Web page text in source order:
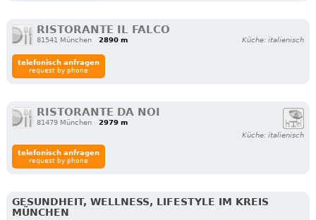
RISTORANTE IL FALCO
81541 München 2890 m Küche: italienisch
telefonisch anfragen
request by phone
RISTORANTE DA NOI
81479 München
2979 m
Küche: italienisch
telefonisch anfragen
request by phone
GESUNDHEIT, WELLNESS, LIFESTYLE IM KREIS
MÜNCHEN